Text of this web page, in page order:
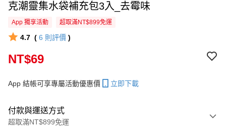
克潮靈集水袋補充包3入_去霉味
App 獨享活動 超取滿NT$899免運
4.7 ( 6 則評價 )
NT$69
App 結帳可享專屬活動優惠價 立即下載
付款與運送方式
超取滿NT$899免運